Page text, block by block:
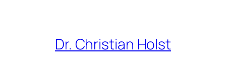
Dr. Christian Holst